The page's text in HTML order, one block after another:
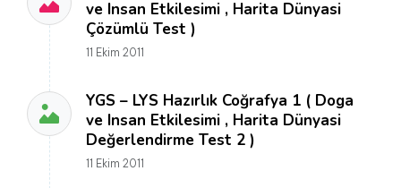
ve Insan Etkilesimi , Harita Dünyasi
Çözümlü Test )
11 Ekim 2011
YGS – LYS Hazırlık Coğrafya 1 ( Doga
ve Insan Etkilesimi , Harita Dünyasi
Değerlendirme Test 2 )
11 Ekim 2011